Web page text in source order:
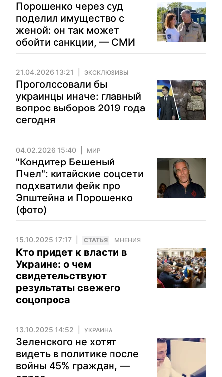
Порошенко через суд
поделил имущество с
женой: он так может
обойти санкции, — СМИ
21.04.2026 13:21 ЭКСКЛЮЗИВЫ
Проголосовали бы
украинцы иначе: главный
вопрос выборов 2019 года
сегодня
04.02.2026 15:40 МИР
"Кондитер Бешеный
Пчел": китайские соцсети
подхватили фейк про
Эпштейна и Порошенко
(фото)
15.10.2025 17:17 CТАТЬЯ МНЕНИЯ
Кто придет к власти в
Украине: о чем
свидетельствуют
результаты свежего
соцопроса
13.10.2025 14:52 УКРАИНА
Зеленского не хотят
видеть в политике после
войны 45% граждан, —